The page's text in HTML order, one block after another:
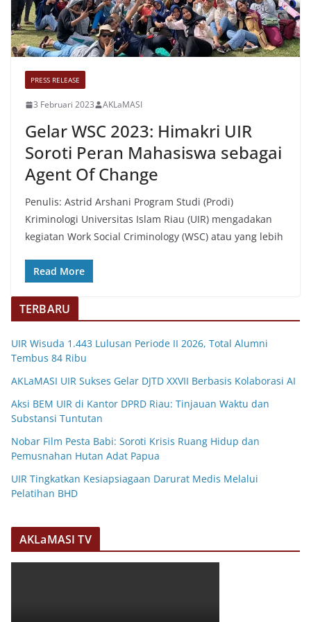
PRESS RELEASE
3 Februari 2023 AKLaMASI
Gelar WSC 2023: Himakri UIR
Soroti Peran Mahasiswa sebagai
Agent Of Change
Penulis: Astrid Arshani Program Studi (Prodi)
Kriminologi Universitas Islam Riau (UIR) mengadakan
kegiatan Work Social Criminology (WSC) atau yang lebih
Read More
TERBARU
UIR Wisuda 1.443 Lulusan Periode II 2026, Total Alumni
Tembus 84 Ribu
AKLaMASI UIR Sukses Gelar DJTD XXVII Berbasis Kolaborasi AI
Aksi BEM UIR di Kantor DPRD Riau: Tinjauan Waktu dan
Substansi Tuntutan
Nobar Film Pesta Babi: Soroti Krisis Ruang Hidup dan
Pemusnahan Hutan Adat Papua
UIR Tingkatkan Kesiapsiagaan Darurat Medis Melalui
Pelatihan BHD
AKLaMASI TV